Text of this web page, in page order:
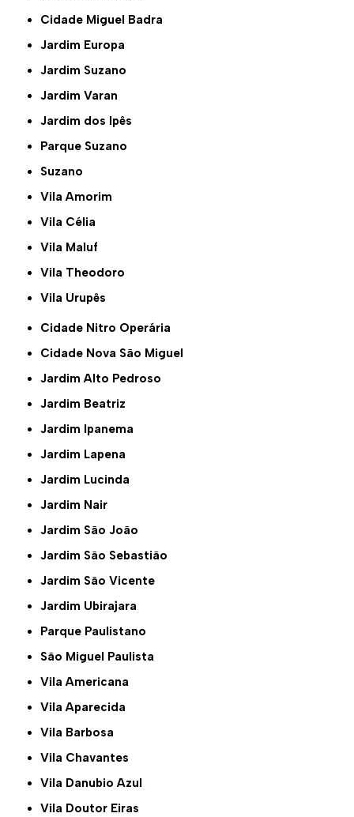
Cidade Miguel Badra
Jardim Europa
Jardim Suzano
Jardim Varan
Jardim dos Ipês
Parque Suzano
Suzano
Vila Amorim
Vila Célia
Vila Maluf
Vila Theodoro
Vila Urupês
Cidade Nitro Operária
Cidade Nova São Miguel
Jardim Alto Pedroso
Jardim Beatriz
Jardim Ipanema
Jardim Lapena
Jardim Lucinda
Jardim Nair
Jardim São João
Jardim São Sebastião
Jardim São Vicente
Jardim Ubirajara
Parque Paulistano
São Miguel Paulista
Vila Americana
Vila Aparecida
Vila Barbosa
Vila Chavantes
Vila Danubio Azul
Vila Doutor Eiras